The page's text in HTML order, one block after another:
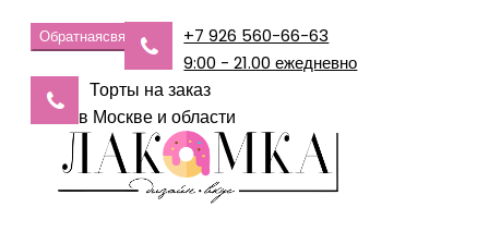
Обратнаясвязь
+7 926 560-66-63
9:00 - 21.00 ежедневно
Торты на заказ
в Москве и области